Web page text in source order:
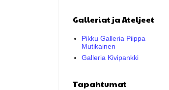
Galleriat ja Ateljeet
Pikku Galleria Piippa
Mutikainen
Galleria Kivipankki
Tapahtumat